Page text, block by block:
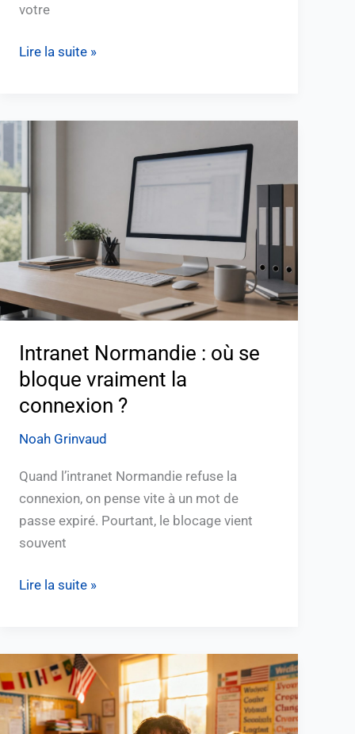
votre
Lire la suite »
Intranet Normandie : où se
bloque vraiment la
connexion ?
Noah Grinvaud
Quand l’intranet Normandie refuse la
connexion, on pense vite à un mot de
passe expiré. Pourtant, le blocage vient
souvent
:
où
se
bloque
vraiment
connexion
Lire la suite »
“Découvrez
les
avantages